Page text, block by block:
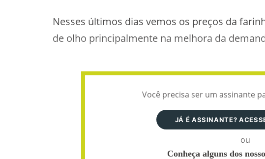
Nesses últimos dias vemos os preços da
de olho principalmente na melhora da
Você precisa ser um assinante
JÁ É ASSINANTE?
ou
Conheça alguns dos